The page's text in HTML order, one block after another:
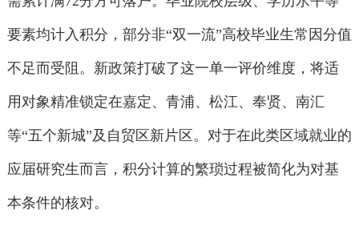
要素均计入积分，部分非“双一流”高校毕业生常因分值
不足而受阻。新政策打破了这一单一评价维度，将适
用对象精准锁定在嘉定、青浦、松江、奉贤、南汇
等“五个新城”及自贸区新片区。对于在此类区域就业的
应届研究生而言，积分计算的繁琐过程被简化为对基
本条件的核对。